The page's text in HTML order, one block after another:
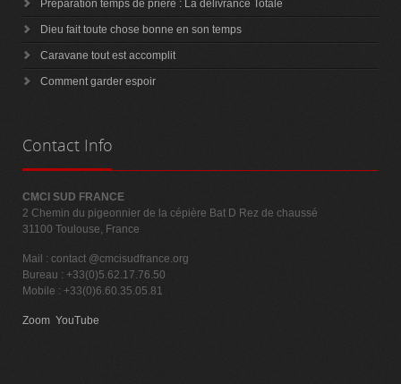
Préparation temps de prière : La délivrance Totale
Dieu fait toute chose bonne en son temps
Caravane tout est accomplit
Comment garder espoir
Contact Info
CMCI SUD FRANCE
2 Chemin du pigeonnier de la cépière Bat D Rez de chaussé
31100 Toulouse, France
Mail : contact @cmcisudfrance.org
Bureau : +33(0)5.62.17.76.50
Mobile : +33(0)6.60.35.05.81
Zoom YouTube